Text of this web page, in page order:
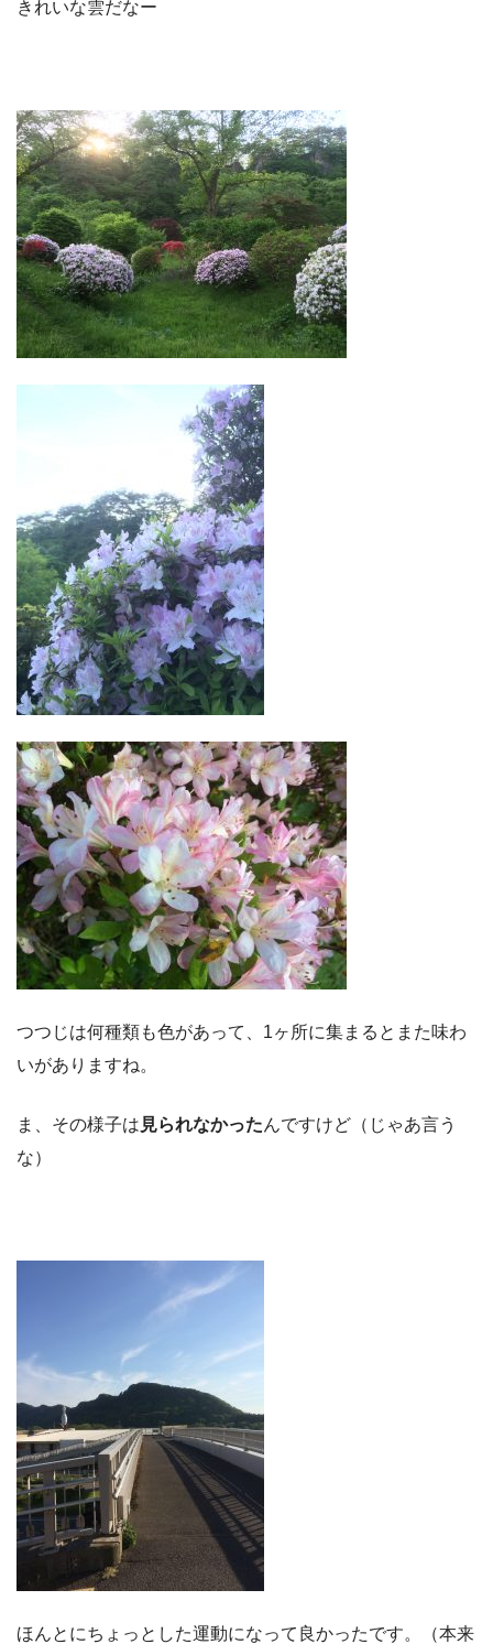
きれいな雲だなー
つつじは何種類も色があって、1ヶ所に集まるとまた味わ
いがありますね。
ま、その様子は 見られなかったんですけど（じゃあ言う
な）
ほんとにちょっとした運動になって良かったです。（本来